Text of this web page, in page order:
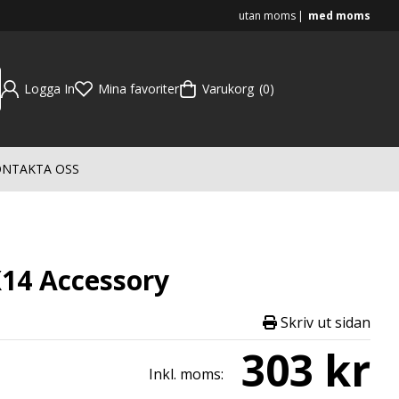
utan moms med moms
Logga In Mina favoriter Varukorg 0
OSS
Accessory
Skriv ut sidan
Inkl. moms: 303 kr